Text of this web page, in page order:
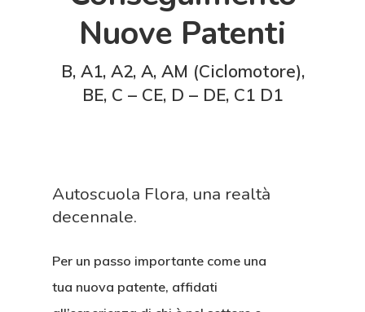
Nuove Patenti
B, A1, A2, A, AM (Ciclomotore),
BE, C – CE, D – DE, C1 D1
Autoscuola Flora, una realtà
decennale.
Per un passo importante come una
tua nuova patente, affidati